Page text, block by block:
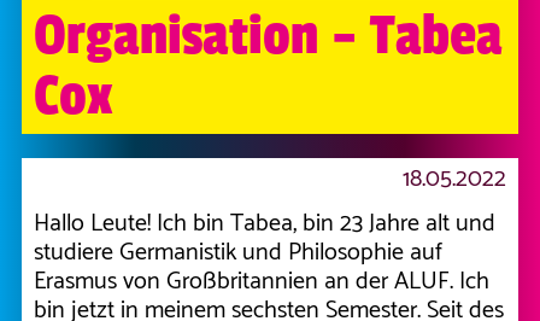
Organisation – Tabea
Cox
18.05.2022
Hallo Leute! Ich bin Tabea, bin 23 Jahre alt und
studiere Germanistik und Philosophie auf
Erasmus von Großbritannien an der ALUF. Ich
bin jetzt in meinem sechsten Semester. Seit des